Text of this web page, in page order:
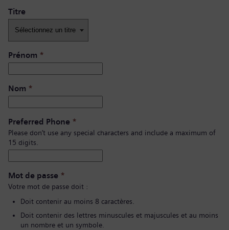
Titre
Prénom *
Nom *
Preferred Phone *
Please don’t use any special characters and include a maximum of
15 digits.
Mot de passe *
Votre mot de passe doit :
Doit contenir au moins 8 caractères.
Doit contenir des lettres minuscules et majuscules et au moins
un nombre et un symbole.